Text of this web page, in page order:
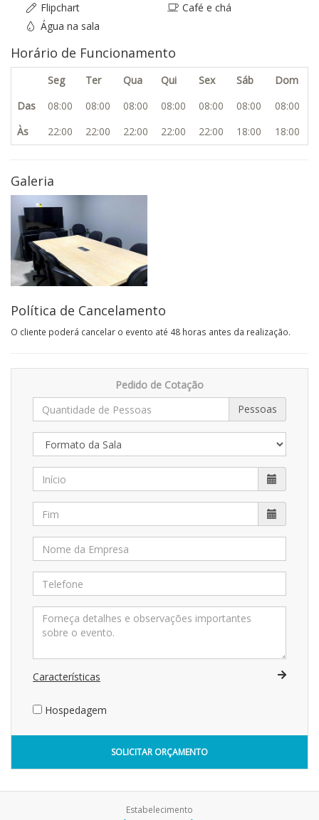
Flipchart
Café e chá
Água na sala
Horário de Funcionamento
Seg Ter Qua Qui Sex Sáb
Dom
Das
08:00 08:00 08:00 08:00 08:00 08:00
08:00
Às
22:00 22:00 22:00 22:00 22:00 18:00 18:00
Galeria
Política de Cancelamento
O cliente poderá cancelar o evento até 48 horas antes da realização.
Pedido de Cotação
Pessoas
Características
Hospedagem
SOLICITAR ORÇAMENTO
Estabelecimento